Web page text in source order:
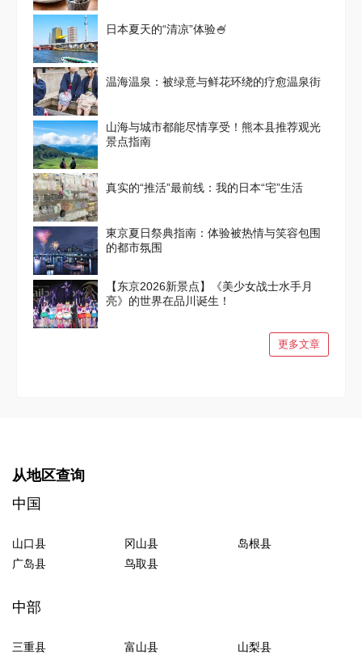
日本夏天的“清凉”体验🍧
温海温泉：被绿意与鲜花环绕的疗愈温泉街
山海与城市都能尽情享受！熊本县推荐观光
景点指南
真实的“推活”最前线：我的日本“宅”生活
東京夏日祭典指南：体验被热情与笑容包围
的都市氛围
【东京2026新景点】《美少女战士水手月
亮》的世界在品川诞生！
更多文章
从地区查询
中国
山口县 冈山县
岛根县
广岛县
鸟取县
中部
三重县 富山县
山梨县